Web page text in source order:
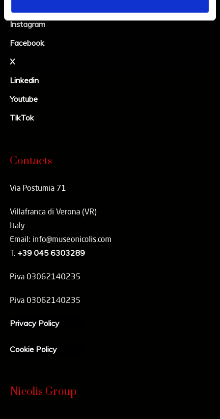
Instagram
Facebook
X
Linkedin
Youtube
TikTok
Contacts
Via Postumia 71
Villafranca di Verona (VR)
Italy
Email: info@museonicolis.com
T. +39 045 6303289
P.iva 03062140235
P.iva 03062140235
Privacy Policy
Cookie Policy
Nicolis Group